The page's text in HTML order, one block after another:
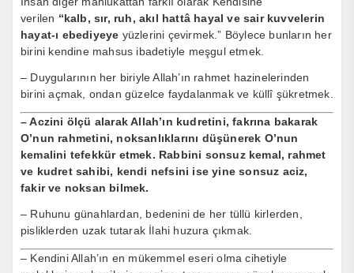
verilen “kalb, sır, ruh, akıl hattâ hayal ve sair kuvvelerin
hayat-ı ebediyeye yüzlerini çevirmek.” Böylece bunların her
birini kendine mahsus ibadetiyle meşgul etmek.
– Duygularının her biriyle Allah’ın rahmet hazinelerinden
birini açmak, ondan güzelce faydalanmak ve küllî şükretmek.
– Aczini ölçü alarak Allah’ın kudretini, fakrına bakarak
O’nun rahmetini, noksanlıklarını düşünerek O’nun
kemalini tefekkür etmek. Rabbini sonsuz kemal, rahmet
ve kudret sahibi, kendi nefsini ise yine sonsuz aciz,
fakir ve noksan bilmek.
– Ruhunu günahlardan, bedenini de her tüllü kirlerden,
pisliklerden uzak tutarak İlahi huzura çıkmak.
– Kendini Allah’ın en mükemmel eseri olma cihetiyle